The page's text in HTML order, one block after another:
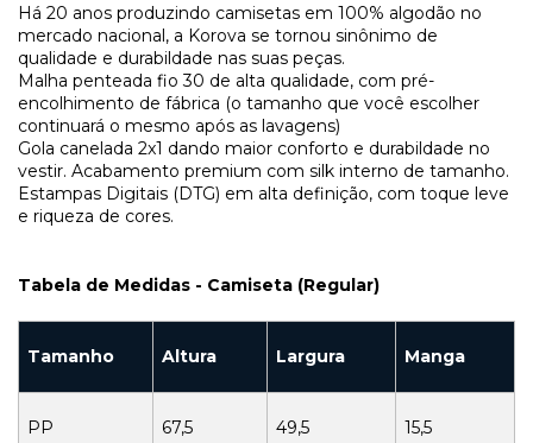
Há 20 anos produzindo camisetas em 100% algodão no
mercado nacional, a Korova se tornou sinônimo de
qualidade e durabildade nas suas peças.
Malha penteada fio 30 de alta qualidade, com pré-
encolhimento de fábrica (o tamanho que você escolher
continuará o mesmo após as lavagens)
Gola canelada 2x1 dando maior conforto e durabildade no
vestir. Acabamento premium com silk interno de tamanho.
Estampas Digitais (DTG) em alta definição, com toque leve
e riqueza de cores.
Tabela de Medidas - Camiseta (Regular)
Tamanho Altura Largura Manga
PP 67,5 49,5 15,5